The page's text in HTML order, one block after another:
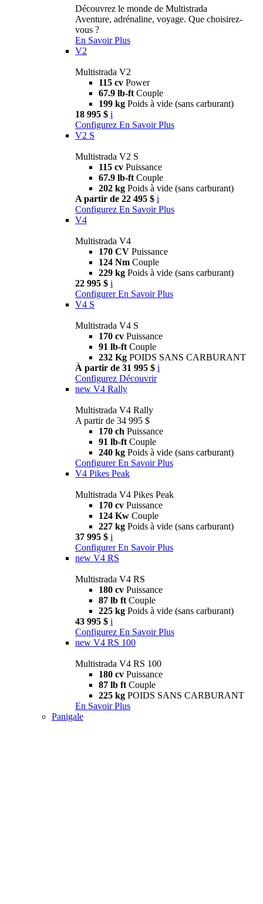
Découvrez le monde de Multistrada
Aventure, adrénaline, voyage. Que choisirez-
vous ?
En Savoir Plus
V2
Multistrada V2
115 cv Power
67.9 lb-ft Couple
199 kg Poids à vide (sans carburant)
18 995 $ i
Configurez En Savoir Plus
V2 S
Multistrada V2 S
115 cv Puissance
67.9 lb-ft Couple
202 kg Poids à vide (sans carburant)
A partir de 22 495 $ i
Configurez En Savoir Plus
V4
Multistrada V4
170 CV Puissance
124 Nm Couple
229 kg Poids à vide (sans carburant)
22 995 $ i
Configurer En Savoir Plus
V4 S
Multistrada V4 S
170 cv Puissance
91 lb-ft Couple
232 Kg POIDS SANS CARBURANT
À partir de 31 995 $ i
Configurez Découvrir
new V4 Rally
Multistrada V4 Rally
A partir de 34 995 $
170 ch Puissance
91 lb-ft Couple
240 kg Poids à vide (sans carburant)
Configurer En Savoir Plus
V4 Pikes Peak
Multistrada V4 Pikes Peak
170 cv Puissance
124 Kw Couple
227 kg Poids à vide (sans carburant)
37 995 $ i
Configurer En Savoir Plus
new V4 RS
Multistrada V4 RS
180 cv Puissance
87 lb ft Couple
225 kg Poids à vide (sans carburant)
43 995 $ i
Configurez En Savoir Plus
new V4 RS 100
Multistrada V4 RS 100
180 cv Puissance
87 lb ft Couple
225 kg POIDS SANS CARBURANT
En Savoir Plus
Panigale